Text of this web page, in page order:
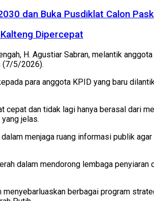
dan Buka Pusdiklat Calon
Dipercepat
H. Agustiar Sabran, melantik
(7/5/2026).
para anggota KPID yang baru
cepat dan tidak lagi hanya berasal dari
jelas.
menjaga ruang informasi publik
dalam mendorong lembaga
berbagai program